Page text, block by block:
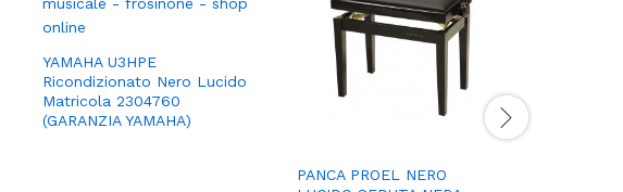
YAMAHA U3HPE
Ricondizionato Nero Lucido
Matricola 2304760
(GARANZIA YAMAHA)
PANCA PROEL NERO